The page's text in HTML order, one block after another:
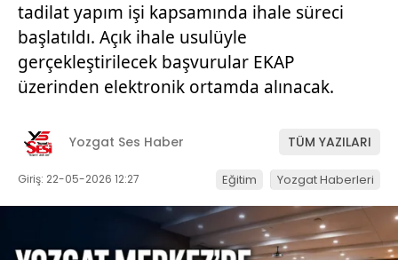
tadilat yapım işi kapsamında ihale süreci
başlatıldı. Açık ihale usulüyle
gerçekleştirilecek başvurular EKAP
üzerinden elektronik ortamda alınacak.
Yozgat Ses Haber TÜM YAZILARI
Giriş: 22-05-2026 12:27 Eğitim Yozgat Haberleri